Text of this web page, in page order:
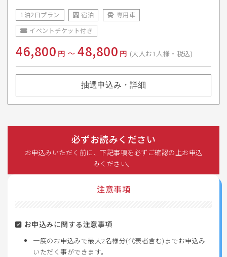
1泊2日プラン 宿泊
専用車
イベントチケット付き
46,800 円 〜 48,800 円 (大人お1人様・税込)
抽選申込み・詳細
必ずお読みください
お申込みいただく前に、下記事項を必ずご確認の上お申込
みください。
注意事項
お申込みに関する注意事項
一度のお申込みで最大2名様分(代表者含む)までお申込み
いただく事ができます。